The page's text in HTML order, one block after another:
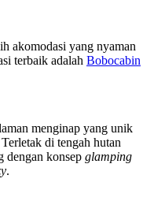
akomodasi yang nyaman
terbaik adalah Bobocabin
menginap yang unik
di tengah hutan
dengan konsep glamping
.